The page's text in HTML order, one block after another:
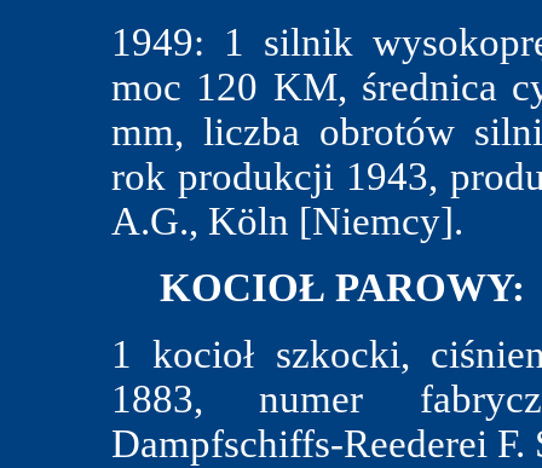
1949: 1 silnik
moc 120 KM, średnica
mm, liczba obrotów
rok produkcji 1943,
A.G., Köln [Niemcy].
KOCIOŁ PAROWY:
1 kocioł szkocki,
1883, numer
Dampfschiffs-Reederei